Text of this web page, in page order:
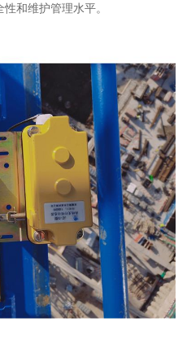
和维护管理水平。